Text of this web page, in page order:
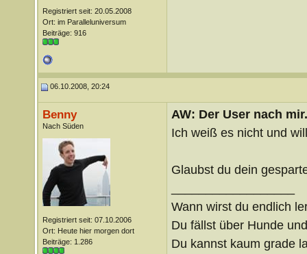
Registriert seit: 20.05.2008
Ort: im Paralleluniversum
Beiträge: 916
06.10.2008, 20:24
Benny
Nach Süden
Registriert seit: 07.10.2006
Ort: Heute hier morgen dort
Beiträge: 1.286
AW: Der User nach
Ich weiß es nicht und
Glaubst du dein
Wann wirst du endlich
Du fällst über Hunde
Du kannst kaum grade